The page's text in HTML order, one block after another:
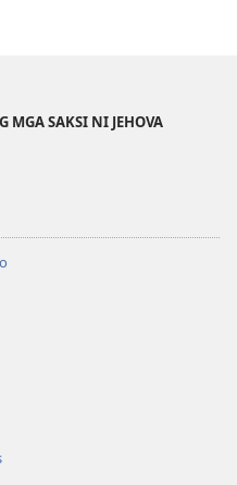
MGA SAKSI NI JEHOVA